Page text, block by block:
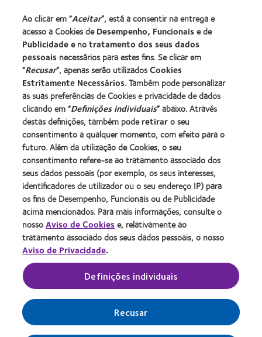
Procurar um centro
Lentes de contacto e a visão
Novo utilizador
Utilizador experiente
Blog
Sobre a CooperVision
Carreiras na CooperVision
Centro de Notícias
Contacte-nos
Legal
Política de privacidade
Aviso de cookies
Termos de serviço
Gerir preferências de cookies
Ao clicar em “Aceitar”, está a consentir na entrega e
acesso a Cookies deDesempenho, Funcionaise de
Publicidadee notratamento dos seus dados
pessoais necessários para estes fins. Se clicar em
“Recusar”, apenas serão utilizadosCookies
Estritamente Necessários. Também pode personalizar
as suas preferências de Cookies e privacidade de dados
clicando em “Definições individuais” abaixo. Através
destas definições, também poderetiraro seu
consentimento a qualquer momento, com efeito para o
futuro. Além da utilização de Cookies, o seu
consentimento refere-se ao tratamento associado dos
seus dados pessoais (por exemplo, os seus interesses,
identificadores de utilizador ou o seu endereço IP) para
os fins de Desempenho, Funcionais ou de Publicidade
acima mencionados. Para mais informações, consulte o
nossoAviso de Cookiese, relativamente ao
tratamento associado dos seus dados pessoais, o nosso
Aviso de Privacidade.
Definições individuais
Recusar